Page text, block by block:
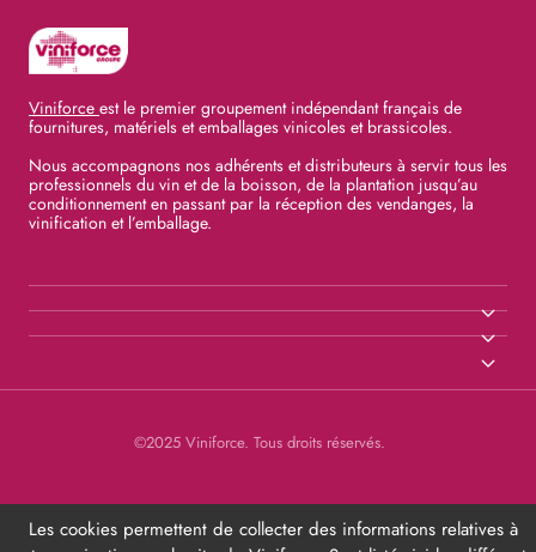
Viniforce est le premier groupement indépendant français de
fournitures, matériels et emballages vinicoles et brassicoles.
Nous accompagnons nos adhérents et distributeurs à servir tous les
professionnels du vin et de la boisson, de la plantation jusqu’au
conditionnement en passant par la réception des vendanges, la
vinification et l’emballage.
©2025 Viniforce. Tous droits réservés.
Les cookies permettent de collecter des informations relatives à